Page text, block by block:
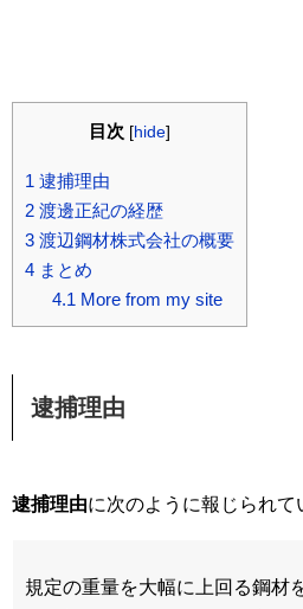
目次 [hide]
1 逮捕理由
2 渡邊正紀の経歴
3 渡辺鋼材株式会社の概要
4 まとめ
4.1 More from my site
逮捕理由
逮捕理由に次のように報じられて
規定の重量を大幅に上回る鋼材